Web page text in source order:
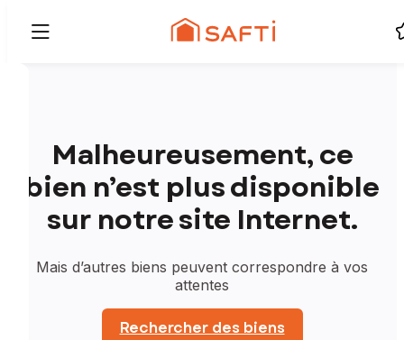
Malheureusement, ce
bien n’est plus disponible
sur notre site Internet.
Mais d’autres biens peuvent correspondre à vos
attentes
Rechercher des biens